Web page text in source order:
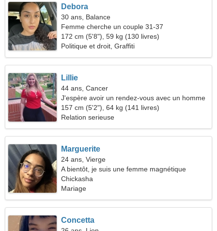
Debora
30 ans, Balance
Femme cherche un couple 31-37
172 cm (5'8"), 59 kg (130 livres)
Politique et droit, Graffiti
Lillie
44 ans, Cancer
J'espère avoir un rendez-vous avec un homme
noble
157 cm (5'2"), 64 kg (141 livres)
Relation serieuse
Marguerite
24 ans, Vierge
A bientôt, je suis une femme magnétique
Chickasha
Mariage
Concetta